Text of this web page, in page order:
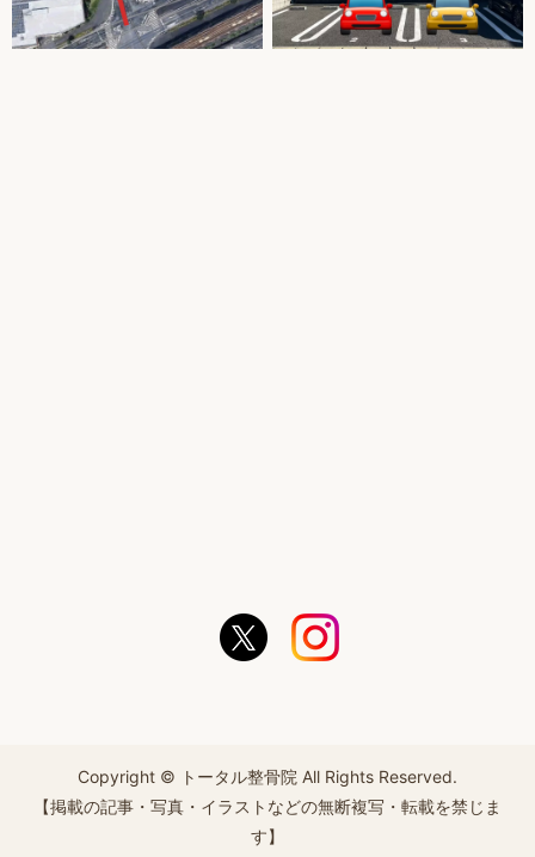
Copyright © トータル整骨院 All Rights Reserved.
【掲載の記事・写真・イラストなどの無断複写・転載を禁じま
す】